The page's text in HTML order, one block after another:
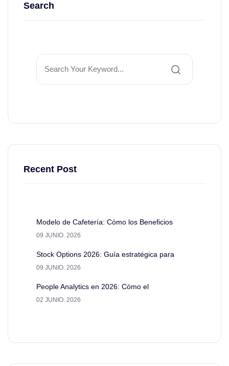
Search
Recent Post
Modelo de Cafetería: Cómo los Beneficios
09 JUNIO. 2026
Stock Options 2026: Guía estratégica para
09 JUNIO. 2026
People Analytics en 2026: Cómo el
02 JUNIO. 2026